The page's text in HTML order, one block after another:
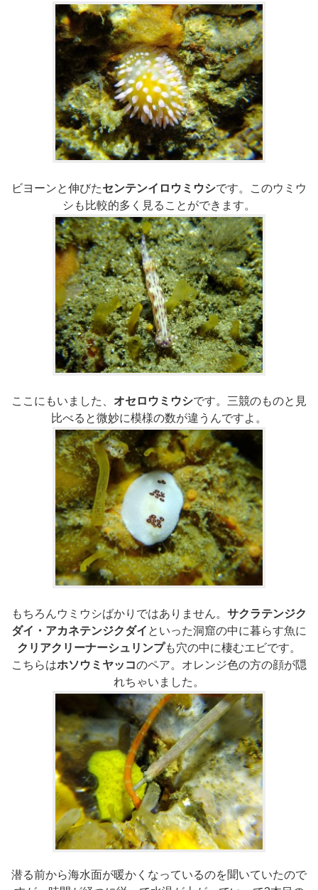
ビヨーンと伸びたセンテンイロウミウシです。このウミウ
シも比較的多く見ることができます。
ここにもいました、 オセロウミウシです。三競のものと見
比べると微妙に模様の数が違うんですよ。
もちろんウミウシばかりではありません。 サクラテンジク
ダイ・アカネテンジクダイ といった洞窟の中に暮らす魚に
クリアクリーナーシュリンプも穴の中に棲むエビです。
こちらはホソウミヤッコのペア。オレンジ色の方の顔が隠
れちゃいました。
潜る前から海水面が暖かくなっているのを聞いていたので